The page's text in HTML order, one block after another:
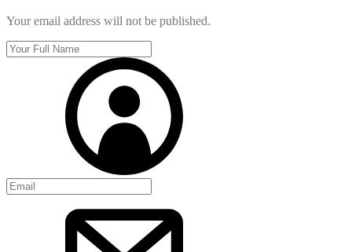
Your email address will not be published.